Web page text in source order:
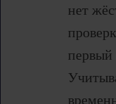
нет